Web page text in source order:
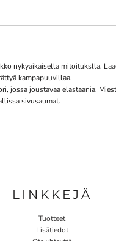
nykyaikaisella mitoitukslla.
kampapuuvillaa.
jossa joustavaa elastaania.
sivusaumat.
LINKKEJÄ
Tuotteet
Lisätiedot